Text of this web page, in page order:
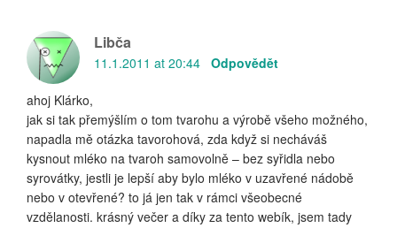
Libča
11.1.2011 at 20:44 Odpovědět
ahoj Klárko,
jak si tak přemýšlím o tom tvarohu a výrobě všeho možného,
napadla mě otázka tavorohová, zda když si necháváš
kysnout mléko na tvaroh samovolně – bez syřidla nebo
syrovátky, jestli je lepší aby bylo mléko v uzavřené nádobě
nebo v otevřené? to já jen tak v rámci všeobecné
vzdělanosti. krásný večer a díky za tento webík, jsem tady